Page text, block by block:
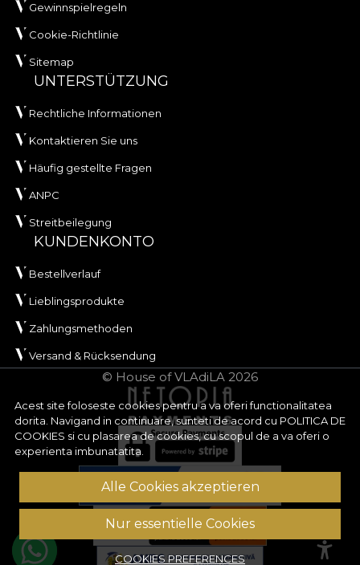
Acest site foloseste cookies pentru a va oferi functionalitatea
dorita. Navigand in continuare, sunteti de acord cu POLITICA DE
COOKIES si cu plasarea de cookies, cu scopul de a va oferi o
experienta imbunatatita.
Alle Cookies akzeptieren
Nur essentielle Cookies
COOKIES PREFERENCES
Gewinnspielregeln
Cookie-Richtlinie
Sitemap
UNTERSTÜTZUNG
Rechtliche Informationen
Kontaktieren Sie uns
Häufig gestellte Fragen
ANPC
Streitbeilegung
KUNDENKONTO
Bestellverlauf
Lieblingsprodukte
Zahlungsmethoden
Versand & Rücksendung
© House of VLAdiLA 2026